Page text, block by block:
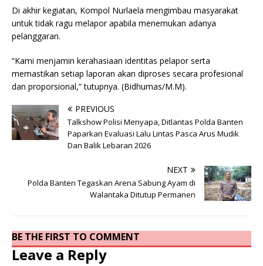
Di akhir kegiatan, Kompol Nurlaela mengimbau masyarakat
untuk tidak ragu melapor apabila menemukan adanya
pelanggaran.
“Kami menjamin kerahasiaan identitas pelapor serta
memastikan setiap laporan akan diproses secara profesional
dan proporsional,” tutupnya. (Bidhumas/M.M).
PREVIOUS
Talkshow Polisi Menyapa, Ditlantas Polda Banten
Paparkan Evaluasi Lalu Lintas Pasca Arus Mudik
Dan Balik Lebaran 2026
NEXT
Polda Banten Tegaskan Arena Sabung Ayam di
Walantaka Ditutup Permanen
BE THE FIRST TO COMMENT
Leave a Reply